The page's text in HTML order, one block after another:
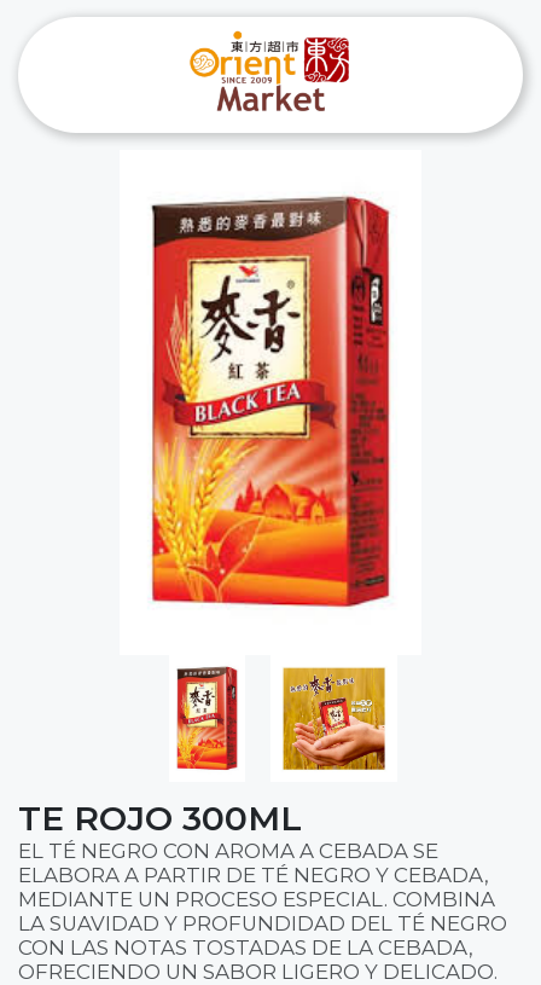
TE ROJO 300ML
EL TÉ NEGRO CON AROMA A CEBADA SE
ELABORA A PARTIR DE TÉ NEGRO Y CEBADA,
MEDIANTE UN PROCESO ESPECIAL. COMBINA
LA SUAVIDAD Y PROFUNDIDAD DEL TÉ NEGRO
CON LAS NOTAS TOSTADAS DE LA CEBADA,
OFRECIENDO UN SABOR LIGERO Y DELICADO.